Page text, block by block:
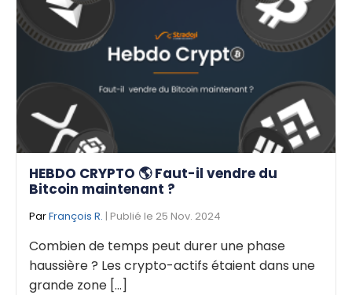
HEBDO CRYPTO 🌎 Faut-il vendre du
Bitcoin maintenant ?
ParFrançois R. | Publié le 25 Nov. 2024
Combien de temps peut durer une phase
haussière ? Les crypto-actifs étaient dans une
grande zone [...]